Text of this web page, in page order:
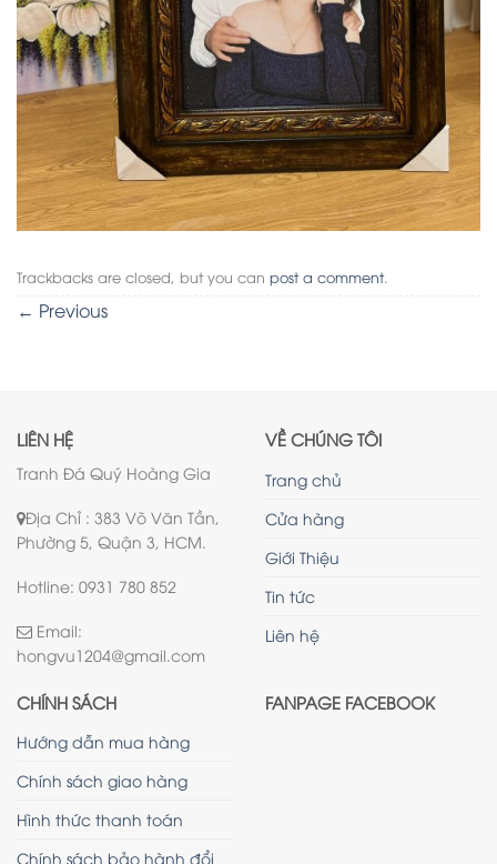
Trackbacks are closed, but you can post a comment.
← Previous
LIÊN HỆ
Tranh Đá Quý Hoàng Gia
Địa Chỉ : 383 Võ Văn Tần,
Phường 5, Quận 3, HCM.
Hotline: 0931 780 852
Email:
hongvu1204@gmail.com
VỀ CHÚNG TÔI
Trang chủ
Cửa hàng
Giới Thiệu
Tin tức
Liên hệ
CHÍNH SÁCH
Hướng dẫn mua hàng
Chính sách giao hàng
Hình thức thanh toán
Chính sách bảo hành đổi
FANPAGE FACEBOOK